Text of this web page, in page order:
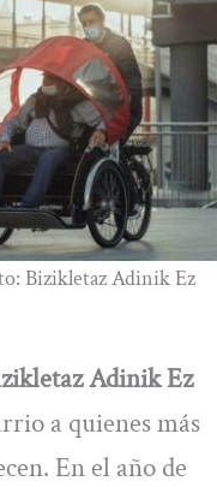
Bizikletaz Adinik Ez
Adinik Ez
a quienes más
En el año de